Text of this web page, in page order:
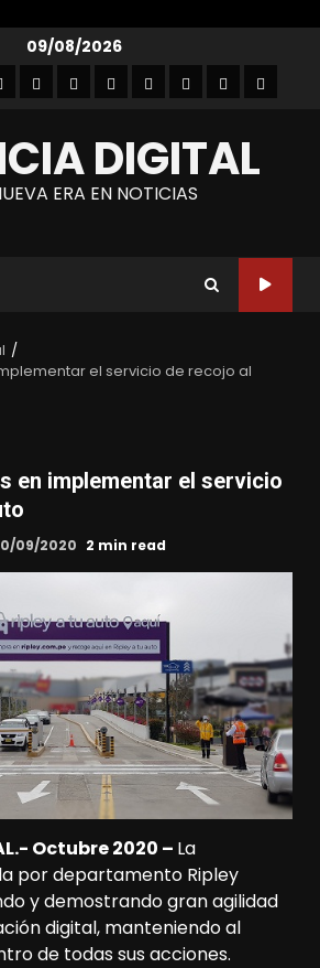
09/08/2026
AutosGastronomía
Lanzamientos
NoticiasModa
belleza
Tecnología
DIGITAL
ERA EN NOTICIAS
el servicio de recojo al
en implementar el servicio
09/2020 2 min read
Octubre 2020 – La
por departamento Ripley
y demostrando gran agilidad
digital, manteniendo al
de todas sus acciones.